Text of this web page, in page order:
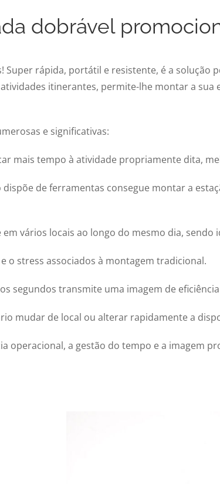
dobrável
rápida, portátil e resistente, é a solução
itinerantes, permite-lhe montar a
e significativas:
mais tempo à atividade propriamente dita,
de ferramentas consegue montar a
vários locais ao longo do mesmo dia,
o stress associados à montagem tradicional.
segundos transmite uma imagem de
mudar de local ou alterar rapidamente a
operacional, a gestão do tempo e a imagem